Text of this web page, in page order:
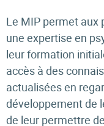
Le MIP permet aux
une expertise en
leur formation
accès à des
actualisées en
développement de
de leur permettre